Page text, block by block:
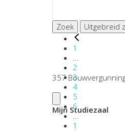
Zoek
Uitgebreid
1
2
3
4
5
6
...
1
357
Mijn Studiezaal